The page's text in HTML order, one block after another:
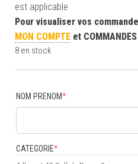
est applicable
Pour visualiser vos
MON COMPTE et COMMANDES
8 en stock
NOM PRENOM*(required)
CATEGORIE*(required)